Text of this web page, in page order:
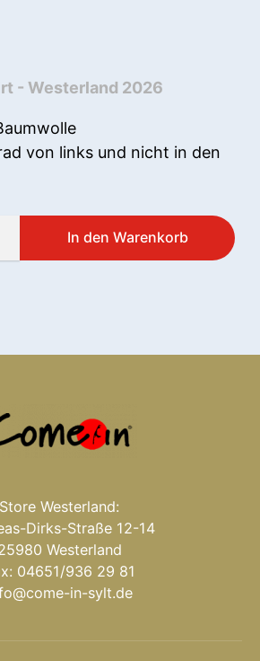
- Westerland 2026
von links und nicht in den
Store Westerland:
Dirks-Straße 12-14
Westerland
04651/936 29 81
in-sylt.de